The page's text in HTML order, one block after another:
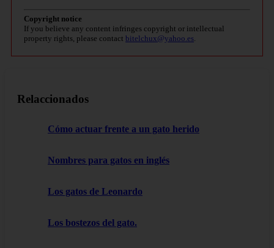
Copyright notice
If you believe any content infringes copyright or intellectual
property rights, please contact bitelchux@yahoo.es.
Relaccionados
Cómo actuar frente a un gato herido
Nombres para gatos en inglés
Los gatos de Leonardo
Los bostezos del gato.